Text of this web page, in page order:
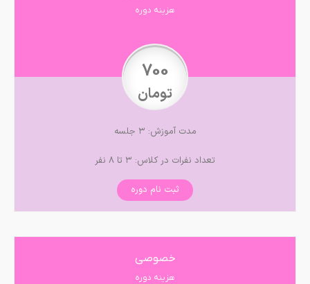
هزینه دوره
700
تومان
مدت آموزش: ۳ جلسه
تعداد نفرات در کلاس: ۳ تا ۸ نفر
ثبت نام دوره
خصوصی
هزینه دوره